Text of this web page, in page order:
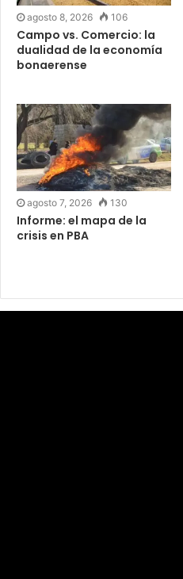
agosto 8, 2026 106
Campo vs. Comercio: la
dualidad de la economía
bonaerense
agosto 7, 2026 130
Informe: el mapa de la
crisis en PBA